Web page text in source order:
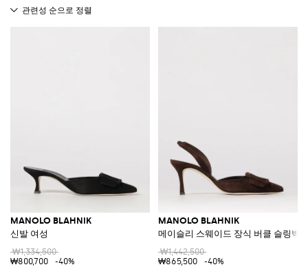
MANOLO BLAHNIK
신발 여성
₩1,334,500
₩800,700
-40%
MANOLO BLAHNIK
메이슬리 스웨이드 장식 버클 슬링백
₩1,442,500
₩865,500
-40%